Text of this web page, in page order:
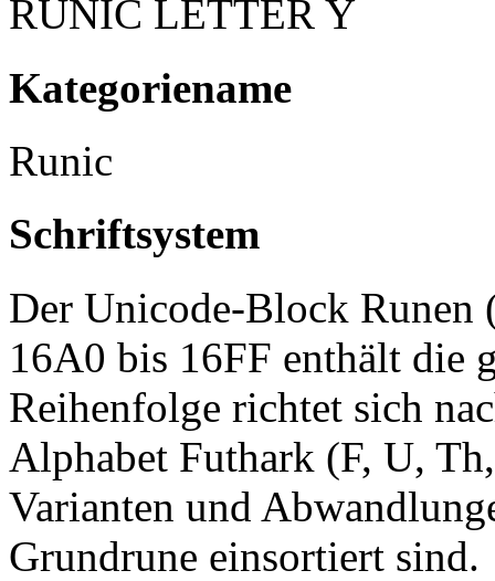
RUNIC LETTER Y
Kategoriename
Runic
Schriftsystem
Der Unicode-Block
16A0 bis 16FF enthält die
Reihenfolge richtet sich
Alphabet Futhark (F, U,
Varianten und
Grundrune einsortiert sind.